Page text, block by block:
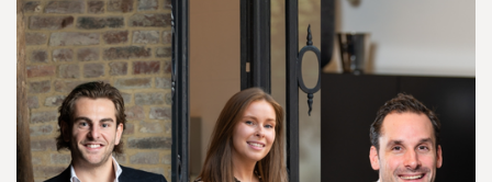
Google maps directions